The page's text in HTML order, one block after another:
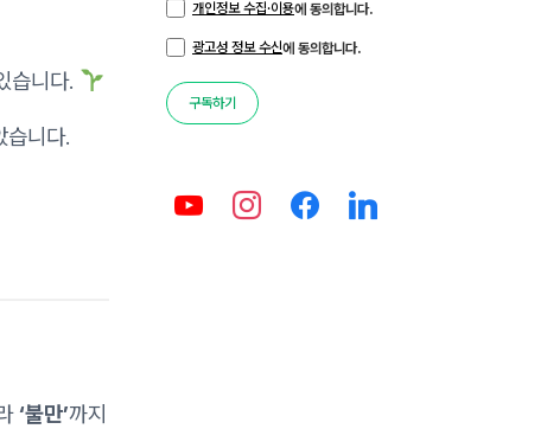
습니다.
니다.
‘불만’까지
개인정보 수집·이용에 동의합니다.
광고성 정보 수신에 동의합니다.
구독하기